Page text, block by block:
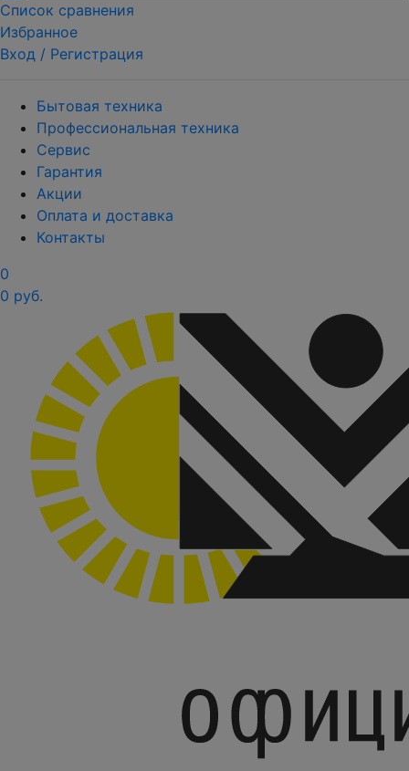
Список сравнения
Избранное
Вход / Регистрация
Бытовая техника
Профессиональная техника
Сервис
Гарантия
Акции
Оплата и доставка
Контакты
0
0 руб.